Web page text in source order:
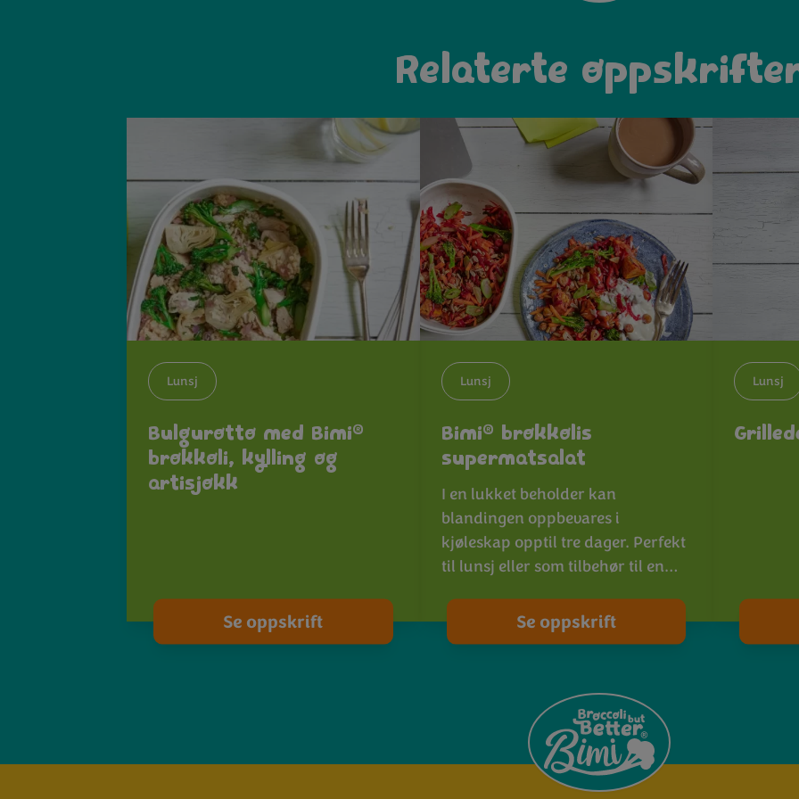
Relaterte
Lunsj
Bulgurotto med Bimi®
brokkoli, kylling og
artisjokk
Se oppskrift
Lunsj
Bimi® brokkolis
supermatsalat
I en lukket beholder kan
blandingen oppbevares i
kjøleskap opptil tre dager. Perfekt
til lunsj eller som tilbehør til en…
Se oppskrift
Lunsj